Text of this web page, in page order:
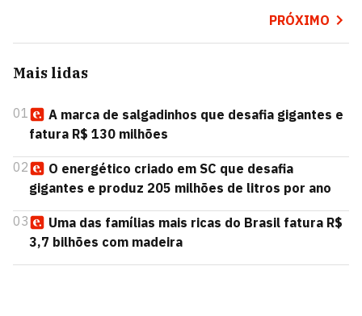
PRÓXIMO
Mais lidas
01
A marca de salgadinhos que desafia gigantes e
fatura R$ 130 milhões
02
O energético criado em SC que desafia
gigantes e produz 205 milhões de litros por ano
03
Uma das famílias mais ricas do Brasil fatura R$
3,7 bilhões com madeira